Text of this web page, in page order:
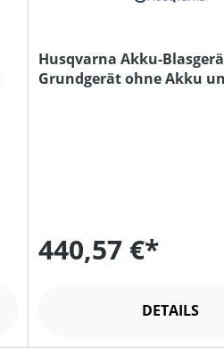
Husqvarna Akku-
Grundgerät ohne Akku
440,57 €*
DETAILS